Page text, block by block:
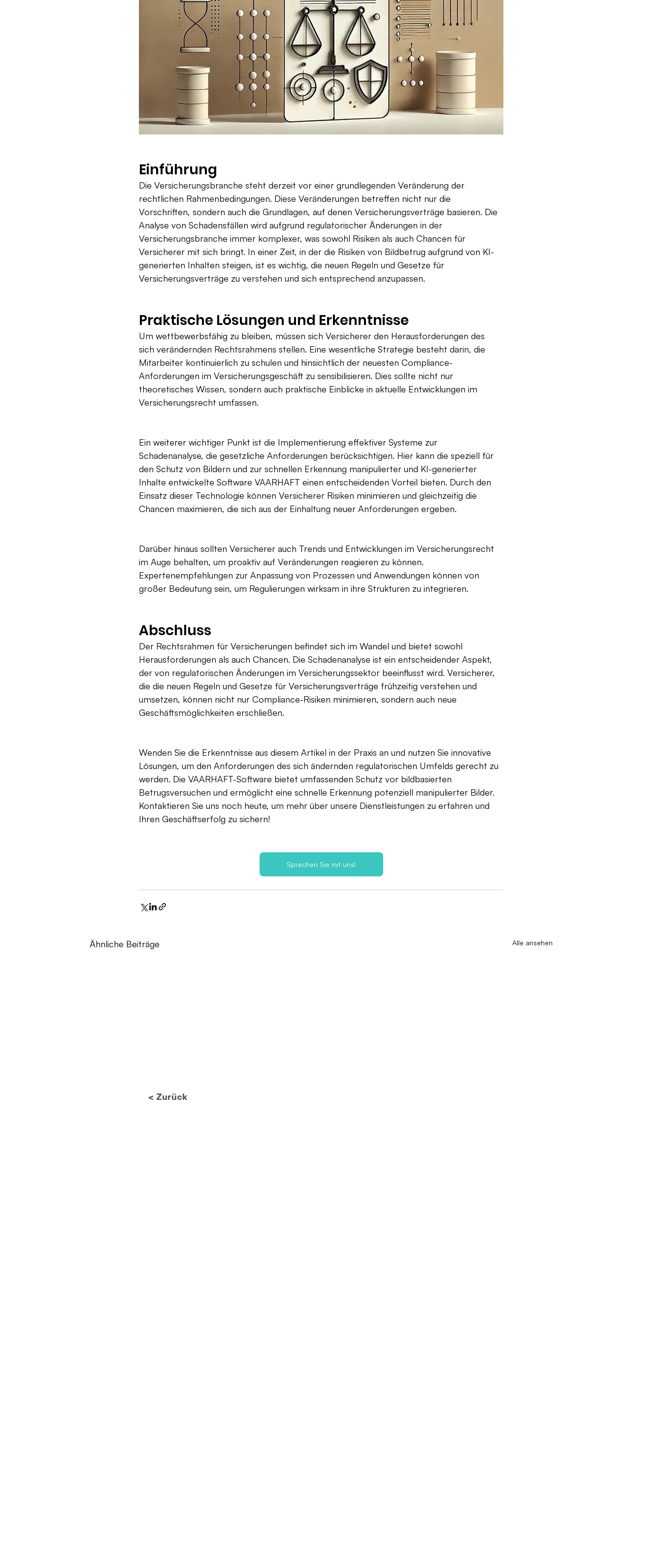
Einführung
Die Versicherungsbranche steht derzeit vor einer grundlegenden Veränderung der
rechtlichen Rahmenbedingungen. Diese Veränderungen betreffen nicht nur die
Vorschriften, sondern auch die Grundlagen, auf denen Versicherungsverträge basieren. Die
Analyse von Schadensfällen wird aufgrund regulatorischer Änderungen in der
Versicherungsbranche immer komplexer, was sowohl Risiken als auch Chancen für
Versicherer mit sich bringt. In einer Zeit, in der die Risiken von Bildbetrug aufgrund von KI-
generierten Inhalten steigen, ist es wichtig, die neuen Regeln und Gesetze für
Versicherungsverträge zu verstehen und sich entsprechend anzupassen.
Praktische Lösungen und Erkenntnisse
Um wettbewerbsfähig zu bleiben, müssen sich Versicherer den Herausforderungen des
sich verändernden Rechtsrahmens stellen. Eine wesentliche Strategie besteht darin, die
Mitarbeiter kontinuierlich zu schulen und hinsichtlich der neuesten Compliance-
Anforderungen im Versicherungsgeschäft zu sensibilisieren. Dies sollte nicht nur
theoretisches Wissen, sondern auch praktische Einblicke in aktuelle Entwicklungen im
Versicherungsrecht umfassen.
Ein weiterer wichtiger Punkt ist die Implementierung effektiver Systeme zur
Schadenanalyse, die gesetzliche Anforderungen berücksichtigen. Hier kann die speziell für
den Schutz von Bildern und zur schnellen Erkennung manipulierter und KI-generierter
Inhalte entwickelte Software VAARHAFT einen entscheidenden Vorteil bieten. Durch den
Einsatz dieser Technologie können Versicherer Risiken minimieren und gleichzeitig die
Chancen maximieren, die sich aus der Einhaltung neuer Anforderungen ergeben.
Darüber hinaus sollten Versicherer auch Trends und Entwicklungen im Versicherungsrecht
im Auge behalten, um proaktiv auf Veränderungen reagieren zu können.
Expertenempfehlungen zur Anpassung von Prozessen und Anwendungen können von
großer Bedeutung sein, um Regulierungen wirksam in ihre Strukturen zu integrieren.
Abschluss
Der Rechtsrahmen für Versicherungen befindet sich im Wandel und bietet sowohl
Herausforderungen als auch Chancen. Die Schadenanalyse ist ein entscheidender Aspekt,
der von regulatorischen Änderungen im Versicherungssektor beeinflusst wird. Versicherer,
die die neuen Regeln und Gesetze für Versicherungsverträge frühzeitig verstehen und
umsetzen, können nicht nur Compliance-Risiken minimieren, sondern auch neue
Geschäftsmöglichkeiten erschließen.
Wenden Sie die Erkenntnisse aus diesem Artikel in der Praxis an und nutzen Sie innovative
Lösungen, um den Anforderungen des sich ändernden regulatorischen Umfelds gerecht zu
werden. Die VAARHAFT-Software bietet umfassenden Schutz vor bildbasierten
Betrugsversuchen und ermöglicht eine schnelle Erkennung potenziell manipulierter Bilder.
Kontaktieren Sie uns noch heute, um mehr über unsere Dienstleistungen zu erfahren und
Ihren Geschäftserfolg zu sichern!
Sprechen Sie mit uns!
Ähnliche Beiträge Alle ansehen
< Zurück